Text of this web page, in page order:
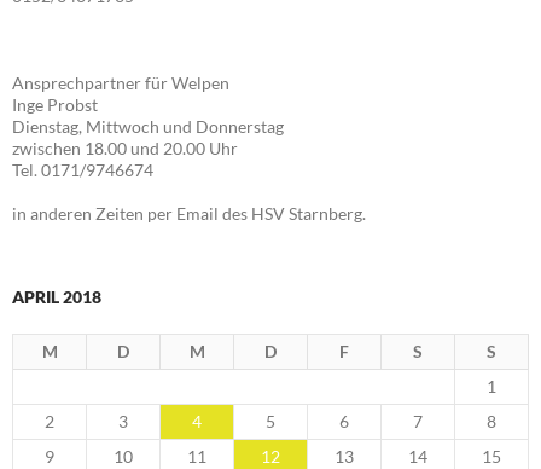
Ansprechpartner für Welpen
Inge Probst
Dienstag, Mittwoch und Donnerstag
zwischen 18.00 und 20.00 Uhr
Tel. 0171/9746674
in anderen Zeiten per Email des HSV Starnberg.
APRIL 2018
M D M D F S
S
1
2
3 4 5 6 7
8
9
10 11 12 13 14
15